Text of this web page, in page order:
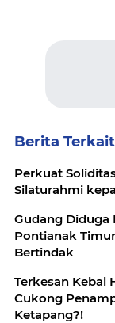
Berita Terkait
Perkuat
Silaturahmi
Gudang Diduga
Pontianak
Bertindak
Terkesan Kebal
Cukong
Ketapang?!